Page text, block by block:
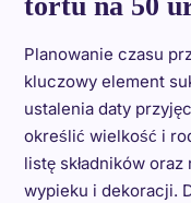
Planowanie czasu
kluczowy element
ustalenia daty
określić wielkość i
listę składników
wypieku i dekoracji.